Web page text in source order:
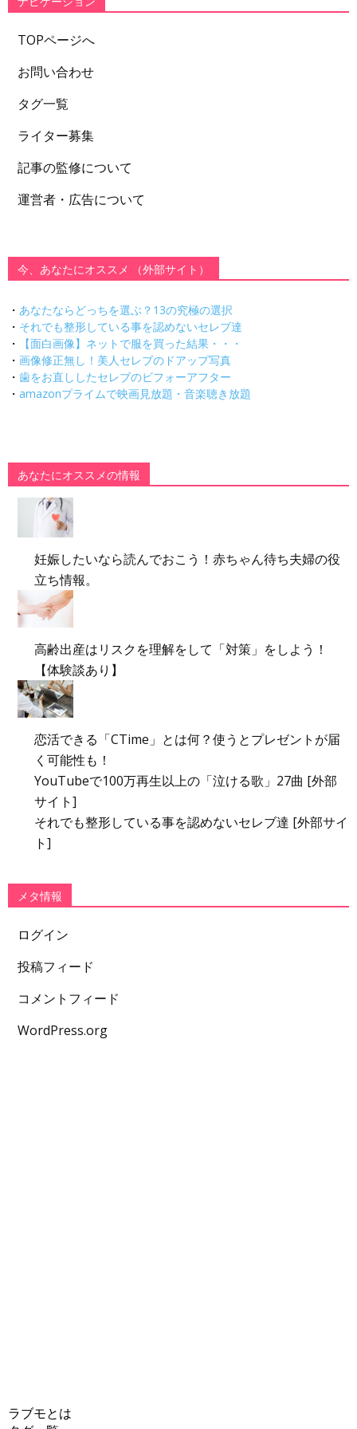
TOPページへ
お問い合わせ
タグ一覧
ライター募集
記事の監修について
運営者・広告について
今、あなたにオススメ （外部サイト）
・ あなたならどっちを選ぶ？13の究極の選択
・ それでも整形している事を認めないセレブ達
・
【面白画像】ネットで服を買った結果・・・
・ 画像修正無し！美人セレブのドアップ写真
・ 歯をお直ししたセレブのビフォーアフター
・ amazonプライムで映画見放題・音楽聴き放題
あなたにオススメの情報
妊娠したいなら読んでおこう！赤ちゃん待ち夫婦の役
立ち情報。
高齢出産はリスクを理解をして「対策」をしよう！
【体験談あり】
恋活できる「CTime」とは何？使うとプレゼントが届
く可能性も！
YouTubeで100万再生以上の「泣ける歌」27曲 [外部
サイト]
それでも整形している事を認めないセレブ達 [外部サイ
ト]
メタ情報
ログイン
投稿フィード
コメントフィード
WordPress.org
ラブモとは